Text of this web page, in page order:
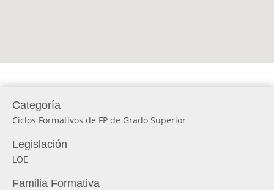
Categoría
Ciclos Formativos de FP de Grado Superior
Legislación
LOE
Familia Formativa